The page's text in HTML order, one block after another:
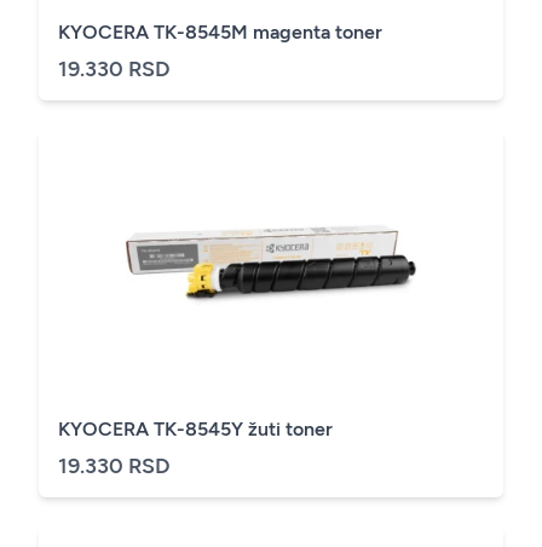
KYOCERA TK-8545M magenta toner
19.330 RSD
KYOCERA TK-8545Y žuti toner
19.330 RSD